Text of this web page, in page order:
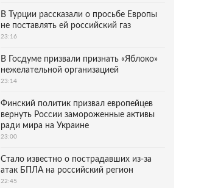
В Турции рассказали о просьбе Европы
не поставлять ей российский газ
23:16
В Госдуме призвали признать «Яблоко»
нежелательной организацией
23:14
Финский политик призвал европейцев
вернуть России замороженные активы
ради мира на Украине
23:00
Стало известно о пострадавших из-за
атак БПЛА на российский регион
22:45